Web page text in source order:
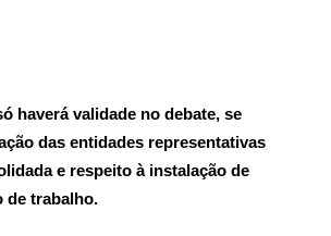
haverá validade no debate, se
das entidades representativas
e respeito à instalação de
de trabalho.